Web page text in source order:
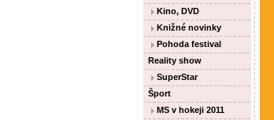
Kino, DVD
Knižné novinky
Pohoda festival
Reality show
SuperStar
Šport
MS v hokeji 2011